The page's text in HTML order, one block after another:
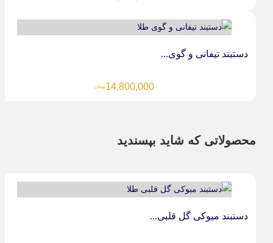
دستبند تیفانی و گوی...
14,800,000تومان
محصولاتی که شاید بپسندید
دستبند میوکی گل قلبی...